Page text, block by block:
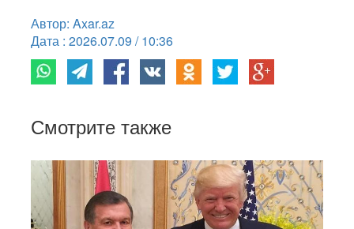
Автор: Axar.az
Дата : 2026.07.09 / 10:36
Смотрите также